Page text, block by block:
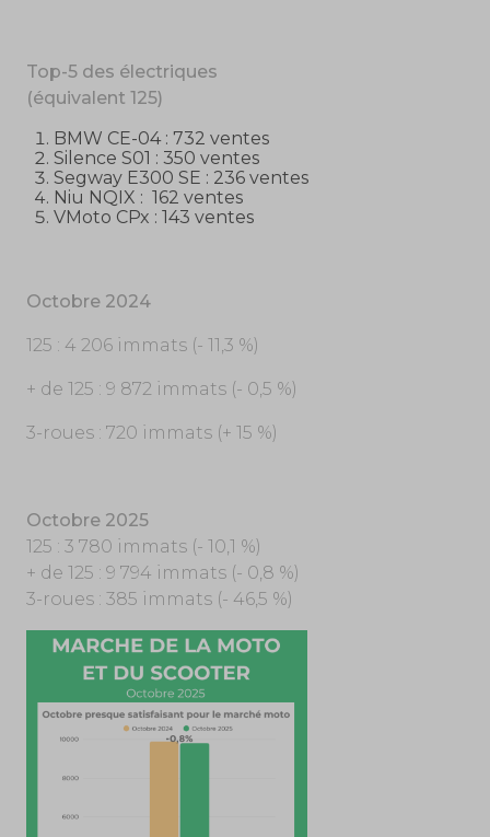
Top-5 des électriques
(équivalent 125)
BMW CE-04 : 732 ventes
Silence S01 : 350 ventes
Segway E300 SE : 236 ventes
Niu NQIX : 162 ventes
VMoto CPx : 143 ventes
Octobre 2024
125 : 4 206 immats (- 11,3 %)
+ de 125 : 9 872 immats (- 0,5 %)
3-roues : 720 immats (+ 15 %)
Octobre 2025
125 : 3 780 immats (- 10,1 %)
+ de 125 : 9 794 immats (- 0,8 %)
3-roues : 385 immats (- 46,5 %)